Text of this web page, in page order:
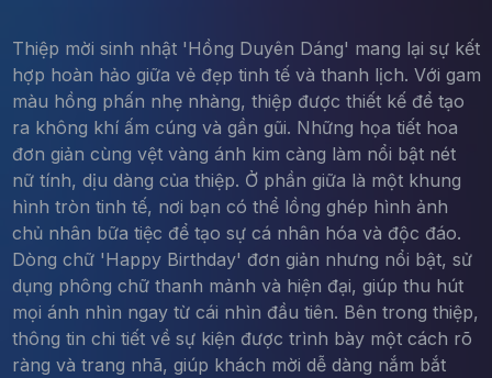
Thiệp mời sinh nhật 'Hồng Duyên Dáng' mang lại sự kết
hợp hoàn hảo giữa vẻ đẹp tinh tế và thanh lịch. Với gam
màu hồng phấn nhẹ nhàng, thiệp được thiết kế để tạo
ra không khí ấm cúng và gần gũi. Những họa tiết hoa
đơn giản cùng vệt vàng ánh kim càng làm nổi bật nét
nữ tính, dịu dàng của thiệp. Ở phần giữa là một khung
hình tròn tinh tế, nơi bạn có thể lồng ghép hình ảnh
chủ nhân bữa tiệc để tạo sự cá nhân hóa và độc đáo.
Dòng chữ 'Happy Birthday' đơn giản nhưng nổi bật, sử
dụng phông chữ thanh mảnh và hiện đại, giúp thu hút
mọi ánh nhìn ngay từ cái nhìn đầu tiên. Bên trong thiệp,
thông tin chi tiết về sự kiện được trình bày một cách rõ
ràng và trang nhã, giúp khách mời dễ dàng nắm bắt